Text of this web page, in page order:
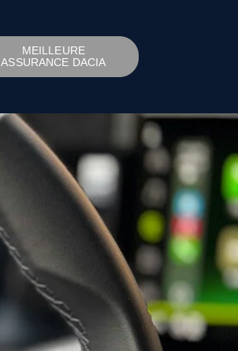
MEILLEURE
ASSURANCE DACIA